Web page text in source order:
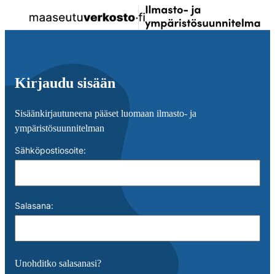
suoraan
ValikkoIlmastosuunnitelma
Kirjaudu sisään
Sisäänkirjautuneena pääset luomaan ilmasto- ja
ympäristösuunnitelman
Sähköpostiosoite:
Salasana:
Unohditko salasanasi?